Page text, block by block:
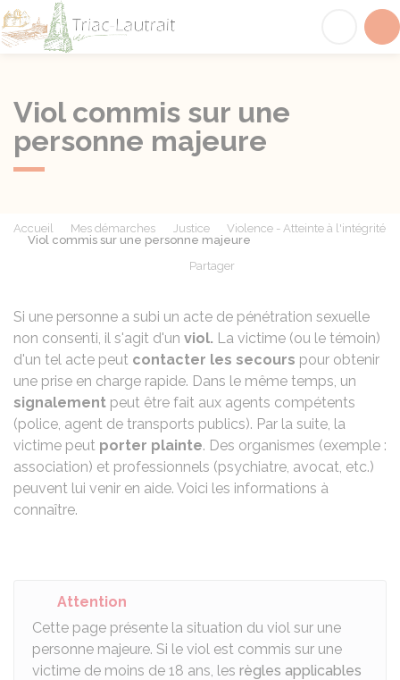
Viol commis sur une
personne majeure
Accueil Mes démarches Justice
Violence - Atteinte à l'intégrité
Viol commis sur une personne majeure
Partager
Si une personne a subi un acte de pénétration sexuelle
non consenti, il s'agit d'un viol. La victime (ou le témoin)
d'un tel acte peut contacter les secours pour obtenir
une prise en charge rapide. Dans le même temps, un
signalement peut être fait aux agents compétents
(police, agent de transports publics). Par la suite, la
victime peut porter plainte. Des organismes (exemple :
association) et professionnels (psychiatre, avocat, etc.)
peuvent lui venir en aide. Voici les informations à
connaître.
Attention
Cette page présente la situation du viol sur une
personne majeure. Si le viol est commis sur une
victime de moins de 18 ans, les règles applicables